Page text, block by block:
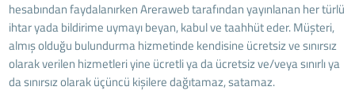
hesabından faydalanırken Areraweb tarafından yayınlanan her türlü
ihtar yada bildirime uymayı beyan, kabul ve taahhüt eder. Müşteri,
almış olduğu bulundurma hizmetinde kendisine ücretsiz ve sınırsız
olarak verilen hizmetleri yine ücretli ya da ücretsiz ve/veya sınırlı ya
da sınırsız olarak üçüncü kişilere dağıtamaz, satamaz.